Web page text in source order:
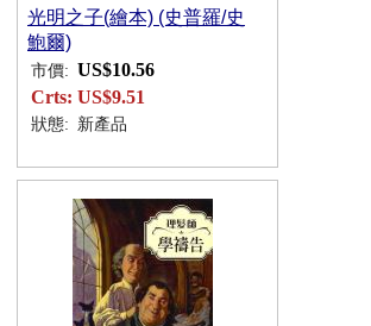
光明之子(繪本) (史普羅/史
鮑爾)
市價: US$10.56
Crts: US$9.51
狀態: 新產品